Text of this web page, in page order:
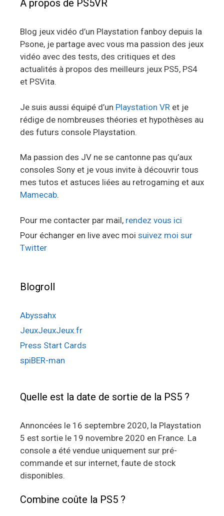
A propos de PS5VR
Blog jeux vidéo d’un Playstation fanboy depuis la
Psone, je partage avec vous ma passion des jeux
vidéo avec des tests, des critiques et des
actualités à propos des meilleurs jeux PS5, PS4
et PSVita.
Je suis aussi équipé d’un Playstation VR et je
rédige de nombreuses théories et hypothèses au
des futurs console Playstation.
Ma passion des JV ne se cantonne pas qu’aux
consoles Sony et je vous invite à découvrir tous
mes tutos et astuces liées au retrogaming et aux
Mamecab.
Pour me contacter par mail, rendez vous ici
Pour échanger en live avec moi suivez moi sur
Twitter
Blogroll
Abyssahx
JeuxJeuxJeux.fr
Press Start Cards
spiBER-man
Quelle est la date de sortie de la PS5 ?
Annoncées le 16 septembre 2020, la Playstation
5 est sortie le 19 novembre 2020 en France. La
console a été vendue uniquement sur pré-
commande et sur internet, faute de stock
disponibles.
Combine coûte la PS5 ?